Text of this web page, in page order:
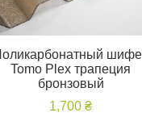
Tomo Plex трапеция
бронзовый
1,700 ₴